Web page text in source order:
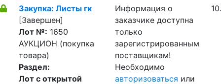
Закупка: Листы гк
[Завершен]
Лот №: 1650
АУКЦИОН (покупка
товара)
Раздел:
Лот с открытой
Информация о
заказчике доступна
только
зарегистрированным
поставщикам!
Необходимо
авторизоваться или